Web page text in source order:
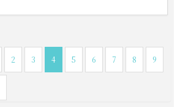
2 3 4 5 6 7 8 9